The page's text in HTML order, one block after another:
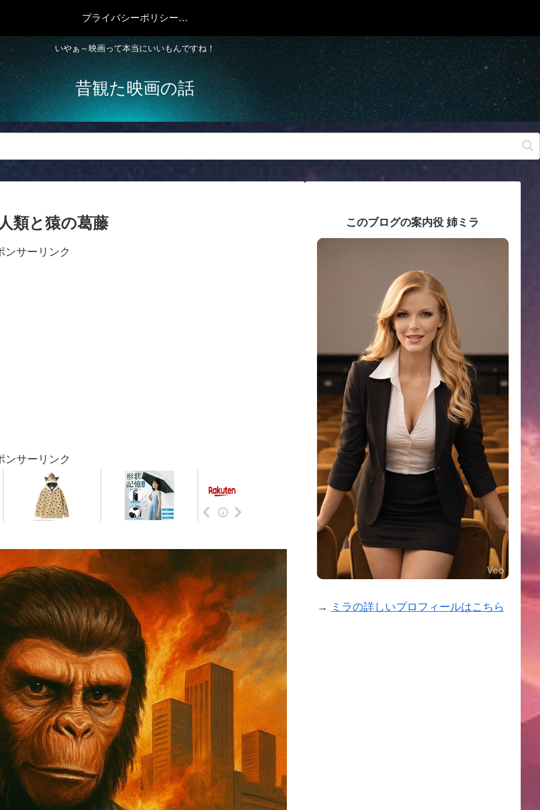
いやぁ～映画って本当にいいもんですね！
昔観た映画の話
プライバシーポリシー・免責事項
類と猿の葛藤
ンサーリンク
ンサーリンク
このブログの案内役 姉ミラ
→ ミラの詳しいプロフィールはこちら